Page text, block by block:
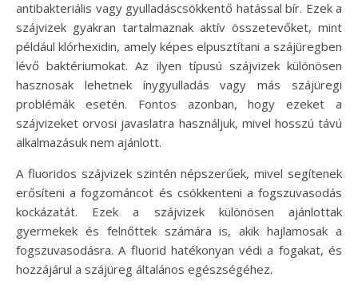
antibakteriális vagy gyulladáscsökkentő hatással bír. Ezek a
szájvizek gyakran tartalmaznak aktív összetevőket, mint
például klórhexidin, amely képes elpusztítani a szájüregben
lévő baktériumokat. Az ilyen típusú szájvizek különösen
hasznosak lehetnek ínygyulladás vagy más szájüregi
problémák esetén. Fontos azonban, hogy ezeket a
szájvizeket orvosi javaslatra használjuk, mivel hosszú távú
alkalmazásuk nem ajánlott.
A fluoridos szájvizek szintén népszerűek, mivel segítenek
erősíteni a fogzománcot és csökkenteni a fogszuvasodás
kockázatát. Ezek a szájvizek különösen ajánlottak
gyermekek és felnőttek számára is, akik hajlamosak a
fogszuvasodásra. A fluorid hatékonyan védi a fogakat, és
hozzájárul a szájüreg általános egészségéhez.